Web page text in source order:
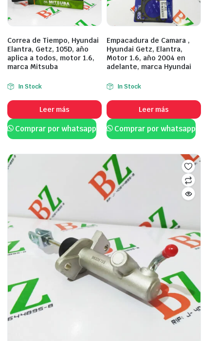
Correa de Tiempo, Hyundai
Elantra, Getz, 105D, año
aplica a todos, motor 1.6,
marca Mitsuba
In Stock
Leer más
Comprar por whatsapp
Empacadura de Camara ,
Hyundai Getz, Elantra,
Motor 1.6, año 2004 en
adelante, marca Hyundai
In Stock
Leer más
Comprar por whatsapp